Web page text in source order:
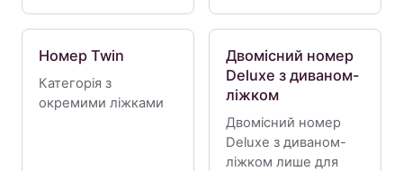
Номер Twin
Категорія з
окремими ліжками
Двомісний номер
Deluxe з диваном-
ліжком
Двомісний номер
Deluxe з диваном-
ліжком лише для